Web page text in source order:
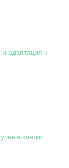
адаптация к
клетки